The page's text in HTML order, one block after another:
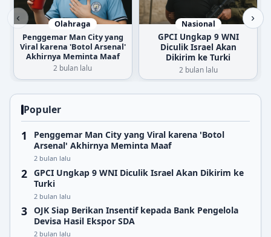
‹ Olahraga
Penggemar Man City yang
Viral karena 'Botol Arsenal'
Akhirnya Meminta Maaf
2 bulan lalu
Nasional
GPCI Ungkap 9 WNI
Diculik Israel Akan
Dikirim ke Turki
2 bulan lalu
›
Populer
Penggemar Man City yang Viral karena 'Botol
Arsenal' Akhirnya Meminta Maaf
2 bulan lalu
GPCI Ungkap 9 WNI Diculik Israel Akan Dikirim ke
Turki
2 bulan lalu
OJK Siap Berikan Insentif kepada Bank Pengelola
Devisa Hasil Ekspor SDA
2 bulan lalu